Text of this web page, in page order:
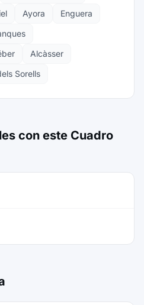
Ayora
Enguera
Alcàsser
Sorells
con este Cuadro